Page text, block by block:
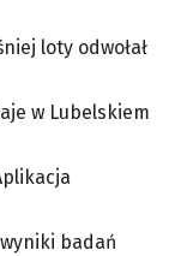
loty odwołał
w Lubelskiem
badań